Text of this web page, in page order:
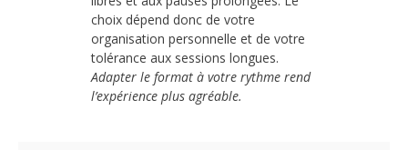
choix dépend donc de votre
organisation personnelle et de votre
tolérance aux sessions longues.
Adapter le format à votre rythme rend
l’expérience plus agréable.